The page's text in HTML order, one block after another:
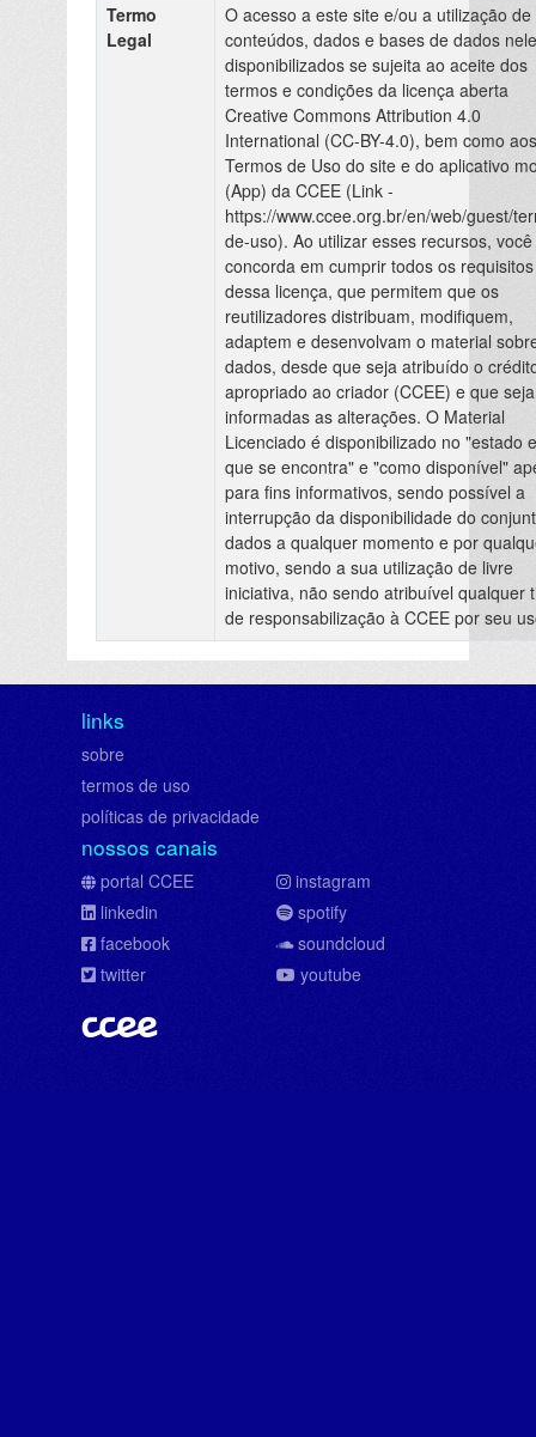
Termo
Legal
O acesso a este site e/ou a utilização de
conteúdos, dados e bases de dados nele
disponibilizados se sujeita ao aceite dos
termos e condições da licença aberta
Creative Commons Attribution 4.0
International (CC-BY-4.0), bem como aos
Termos de Uso do site e do aplicativo
(App) da CCEE (Link -
https://www.ccee.org.br/en/web/guest/
de-uso). Ao utilizar esses recursos, você
concorda em cumprir todos os requisitos
dessa licença, que permitem que os
reutilizadores distribuam, modifiquem,
adaptem e desenvolvam o material
dados, desde que seja atribuído o
apropriado ao criador (CCEE) e que
informadas as alterações. O Material
Licenciado é disponibilizado no "estado
que se encontra" e "como disponível"
para fins informativos, sendo possível a
interrupção da disponibilidade do
dados a qualquer momento e por
motivo, sendo a sua utilização de livre
iniciativa, não sendo atribuível qualquer
de responsabilização à CCEE por seu
links
sobre
termos de uso
políticas de privacidade
nossos canais
portal CCEE
linkedin
facebook
twitter
instagram
spotify
soundcloud
youtube